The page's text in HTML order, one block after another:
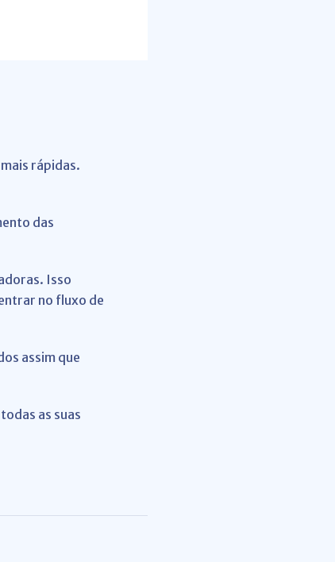
rápidas.
das
Isso
no fluxo de
assim que
as suas